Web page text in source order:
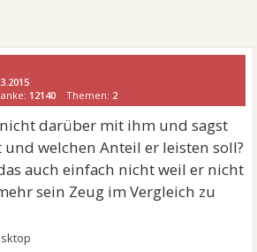
12140 Themen: 2
darüber mit ihm und sagst
welchen Anteil er leisten soll?
auch einfach nicht weil er nicht
sein Zeug im Vergleich zu